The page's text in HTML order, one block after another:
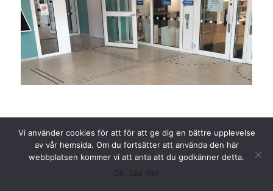
Vi använder cookies för att för att ge dig en bättre upplevelse
av vår hemsida. Om du fortsätter att använda den här
webbplatsen kommer vi att anta att du godkänner detta.
Ok
Läs mer